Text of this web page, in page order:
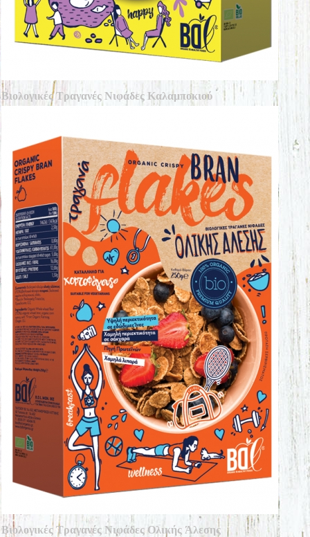
Βιολογικές Τραγανές Νιφάδες Καλαμποκιού
Βιολογικές Τραγανές Νιφάδες Ολικής Άλεσης